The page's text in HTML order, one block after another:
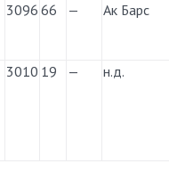
3096 66 — Ак Барс
3010 19 — н.д.